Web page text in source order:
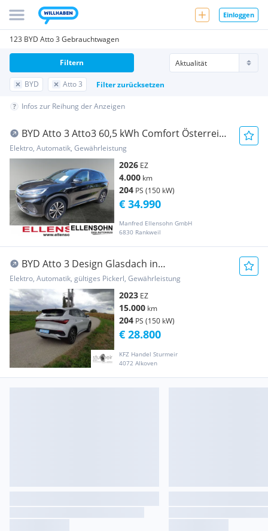
Einloggen
123 BYD Atto 3 Gebrauchtwagen
BYD Atto 3 Filter zurücksetzen
Filtern
Infos zur Reihung der Anzeigen
BYD Atto 3 Atto3 60,5 kWh Comfort Österreich
Paket
Elektro, Automatik, Gewährleistung
2026 EZ
4.000 km
204 PS (150 kW)
Manfred Ellensohn GmbH
6830 Rankweil
€ 34.990
BYD Atto 3 Design Glasdach in
Atlantisblaumet. mit ...
Elektro, Automatik, gültiges Pickerl, Gewährleistung
2023 EZ
15.000 km
204 PS (150 kW)
KFZ Handel Sturmeir
4072 Alkoven
€ 28.800